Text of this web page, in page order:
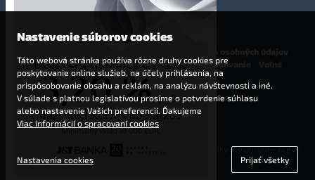
Cookies-Nastavenia cookies -Finančné sprostredkovanie
pracovné miesta
Affiliate - partnerský program
(samostatný finančný agent, povolenie Národnej banky Slovenska - reg. č.
127292)
Nastavenie súborov cookies
Táto webová stránka používa rôzne druhy cookies pre
poskytovanie online služieb, na účely prihlásenia, na
prispôsobovanie obsahu a reklám, na analýzu návštevnosti a iné.
V súlade s platnou legislatívou prosíme o potvrdenie súhlasu
alebo nastavenie Vašich preferencií. Ďakujeme
Viac informácií o spracovaní cookies
Nastavenia cookies Prijať všetky